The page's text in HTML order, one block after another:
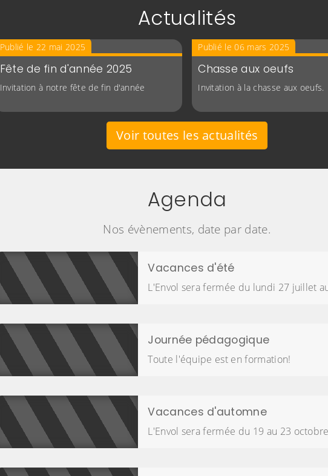
Actualités
Publié le 22 mai 2025
Fête de fin d'année 2025
Invitation à notre fête de fin d'année
Publié le 06 mars 2025
Chasse aux oeufs
Invitation à la chasse aux oeufs.
Voir toutes les actualités
Agenda
Nos évènements, date par date.
Vacances d'été
L'Envol sera fermée du lundi 27 juillet
Journée pédagogique
Toute l'équipe est en formation!
Vacances d'automne
L'Envol sera fermée du 19 au 23